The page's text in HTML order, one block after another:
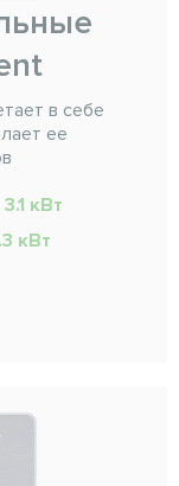
в себе
ее
кВт
кВт